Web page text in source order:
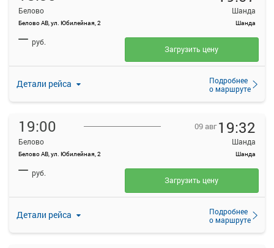
Белово
Белово АВ, ул. Юбилейная, 2
Шанда
Шанда
Детали рейса
Подробнее
о маршруте
— руб.
Загрузить цену
19:00
Белово
Белово АВ, ул. Юбилейная, 2
09 авг 19:32
Шанда
Шанда
Детали рейса
Подробнее
о маршруте
— руб.
Загрузить цену